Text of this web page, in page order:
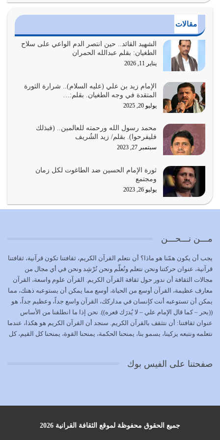
أي أمة تتفرق في الدين وتتفرق في كيانها معناه أنها أصبحت
أمة عاجزة عن النهوض…
يوليو 23, 2026
بحبل الله جميعاً وليس كل…
يوليو 22, 2026
يشاء ويذل من يشاء
يوليو 21, 2026
كل زمان…
يوليو 19, 2026
الوظيفة عبارة عن مسؤولية يجب النهوض بها كما ينبغي لكي
وَالْمُنْفِقِينَ…
يوليو 17, 2026
الاعتصام بحبل الله أمر إلهي للمؤمنين وهو بمثابة سبب بينهم
وبين الله يترتب عليه النصر…
يوليو 16, 2026
إما أن نحاول أن نكون من أولياء الله فيتم على أيدينا ضرب
يوليو 15, 2026
مقالات
الشهيد القائد.. حين انتصر الدم الواعي على سلاح
الطغيان: بقلم عبدالله الحمران
يناير 11, 2026
الإمام زيد بن علي (عليه السلام).. شرارة الثورة
المتقدة في وجه الطغيان. بقلم:…
يوليو 20, 2025
محمد رسول الله ورحمته للعالمين.. (فبذلك
فليفرحوا). بقلم/ زيد الشُريف
سبتمبر 27, 2023
ثورة الإمام الحسين ضد الطاغوت لكل زمان
ومجتمع
يوليو 26, 2023
مـــن نـــحـــن
يجب أن يكون همّنا هو ماذا؟ أن نتعلم القرآن الكريم، ثقافتنا تكون قرآنية، ثقافتنا
قرآنية، عنوان حركتنا ونحن نتعلم ونُعلّم ونحن نُرْشِد ونحن في أي مجال من
مجالات الثقافة أن ندور حول ثقافة القرآن الكريم. القرآن علوم واسعة، القرآن
معارف عظيمة، القرآن أوسع من الحياة، أوسع مما يمكن أن يستوعبه ذهنك، مما
يمكن أن تستوعبه أنت كإنسان في مداركك، القرآن واسع جداً، وعظيم جداً، هو
((بحر – كما قال الإمام علي – لا يُدرَك قعره)). نحن إذا ما انطلقنا من الأساس
عنوان ثقافتنا: أن نتثقف بالقرآن الكريم. سنجد أن القرآن الكريم هو هكذا، عندما
نتعلمه ونتبعه يزكينا، يسمو بنا، يمنحنا الحكمة، يمنحنا القوة، يمنحنا كل القيم، كل
بمستوى أن نثقف الآخرين بالقرآن الكريم، وأن نتثقف بثقافة القرآن الكريم
أخرى، لكن كم تجد داخلها من ضلال، كم تجد أنها تنسف الإنسان أنه حتى لا يبقى
صفحتنا على الفيس بوك
جميع الحقوق محفوظة لموقع الثقافة القرانية 2026